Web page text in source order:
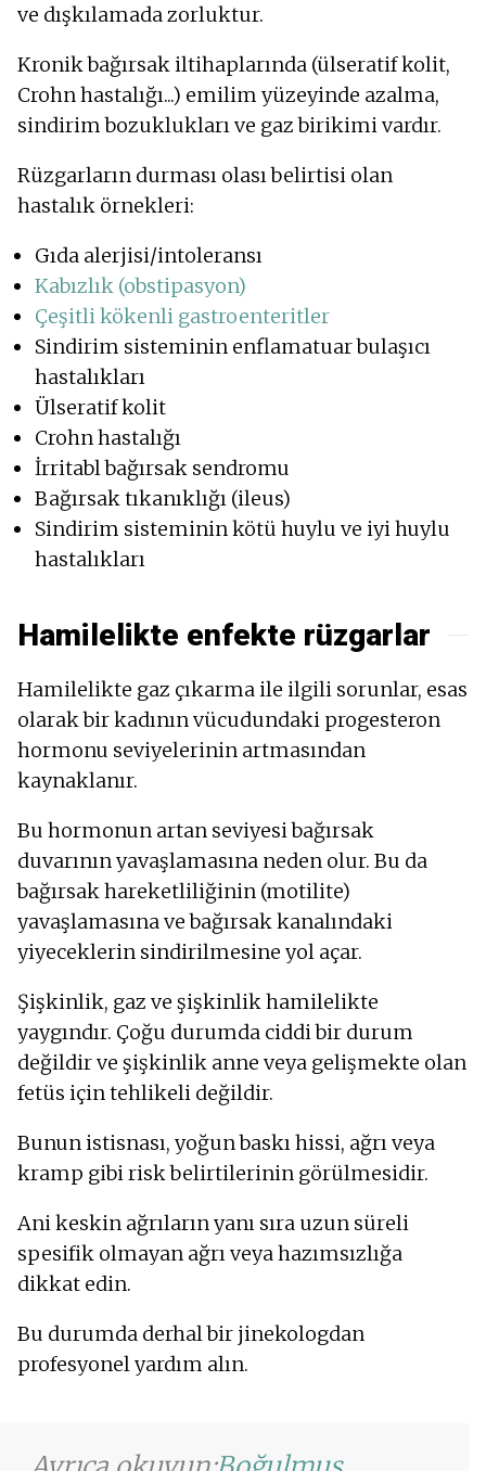
ve dışkılamada zorluktur.
Kronik bağırsak iltihaplarında (ülseratif kolit,
Crohn hastalığı...) emilim yüzeyinde azalma,
sindirim bozuklukları ve gaz birikimi vardır.
Rüzgarların durması olası belirtisi olan
hastalık örnekleri:
Gıda alerjisi/intoleransı
Kabızlık (obstipasyon)
Çeşitli kökenli gastroenteritler
Sindirim sisteminin enflamatuar bulaşıcı
hastalıkları
Ülseratif kolit
Crohn hastalığı
İrritabl bağırsak sendromu
Bağırsak tıkanıklığı (ileus)
Sindirim sisteminin kötü huylu ve iyi huylu
hastalıkları
Hamilelikte enfekte rüzgarlar
Hamilelikte gaz çıkarma ile ilgili sorunlar, esas
olarak bir kadının vücudundaki progesteron
hormonu seviyelerinin artmasından
kaynaklanır.
Bu hormonun artan seviyesi bağırsak
duvarının yavaşlamasına neden olur. Bu da
bağırsak hareketliliğinin (motilite)
yavaşlamasına ve bağırsak kanalındaki
yiyeceklerin sindirilmesine yol açar.
Şişkinlik, gaz ve şişkinlik hamilelikte
yaygındır. Çoğu durumda ciddi bir durum
değildir ve şişkinlik anne veya gelişmekte olan
fetüs için tehlikeli değildir.
Bunun istisnası, yoğun baskı hissi, ağrı veya
kramp gibi risk belirtilerinin görülmesidir.
Ani keskin ağrıların yanı sıra uzun süreli
spesifik olmayan ağrı veya hazımsızlığa
dikkat edin.
Bu durumda derhal bir jinekologdan
profesyonel yardım alın.